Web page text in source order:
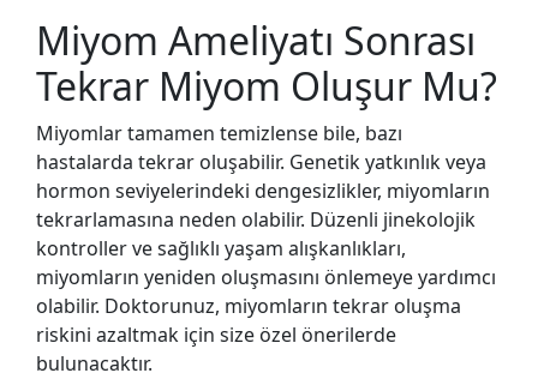
Miyom Ameliyatı Sonrası
Tekrar Miyom Oluşur Mu?
Miyomlar tamamen temizlense bile, bazı
hastalarda tekrar oluşabilir. Genetik yatkınlık veya
hormon seviyelerindeki dengesizlikler, miyomların
tekrarlamasına neden olabilir. Düzenli jinekolojik
kontroller ve sağlıklı yaşam alışkanlıkları,
miyomların yeniden oluşmasını önlemeye yardımcı
olabilir. Doktorunuz, miyomların tekrar oluşma
riskini azaltmak için size özel önerilerde
bulunacaktır.